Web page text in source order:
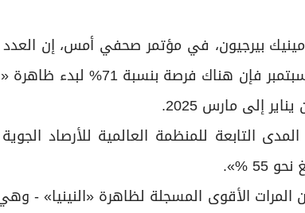
بيرجيون، في مؤتمر صحفي أمس، إن العدد
التنبؤ بالمناخ، والاحتمالية
المدى التابعة للمنظمة العالمية للأرصاد
%».
الأقوى المسجلة لظاهرة «النينيا» -